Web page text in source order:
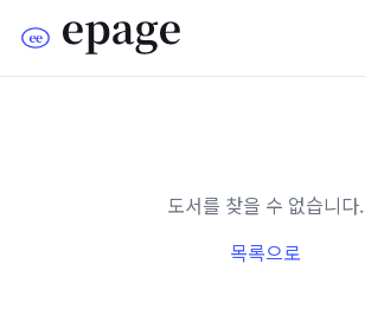
도서를 찾을 수 없습니다.
목록으로